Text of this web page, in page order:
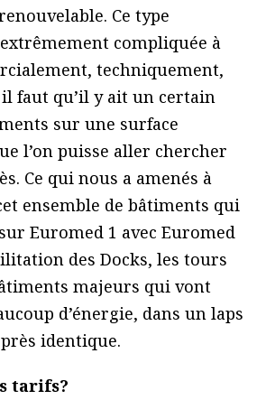
Ce type
compliquée à
techniquement,
faut qu’il y ait un certain
sur une surface
l’on puisse aller chercher
Ce qui nous a amenés à
ensemble de bâtiments qui
Euromed 1 avec Euromed
des Docks, les tours
majeurs qui vont
d’énergie, dans un laps
identique.
tarifs?